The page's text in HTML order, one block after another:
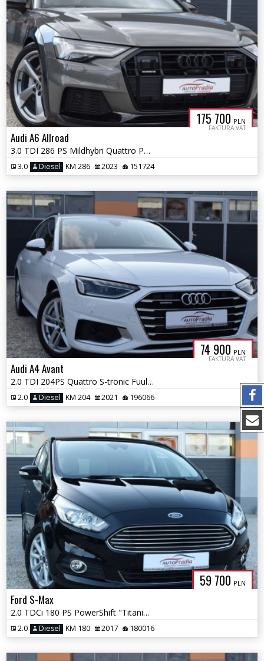
175 700 PLN
FAKTURA VAT
Audi A6 Allroad
3.0 TDI 286 PS Mildhybri Quattro Pneumatyka Ledy Matrix Webasto
3.0 Diesel KM 286 2023 151724
74 900 PLN
FAKTURA VAT
Audi A4 Avant
2.0 TDI 204PS Quattro S-tronic Fuul Ledy Matrix Łopatki VAT-23%
2.0 Diesel KM 204 2021 196066
59 700 PLN
Ford S-Max
2.0 TDCi 180 PS PowerShift "Titanium" Sony Ledy Navi
2.0 Diesel KM 180 2017 180016